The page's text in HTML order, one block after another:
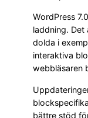
WordPress
laddning. Det
dolda i
interaktiva
webbläsaren
bättre stöd